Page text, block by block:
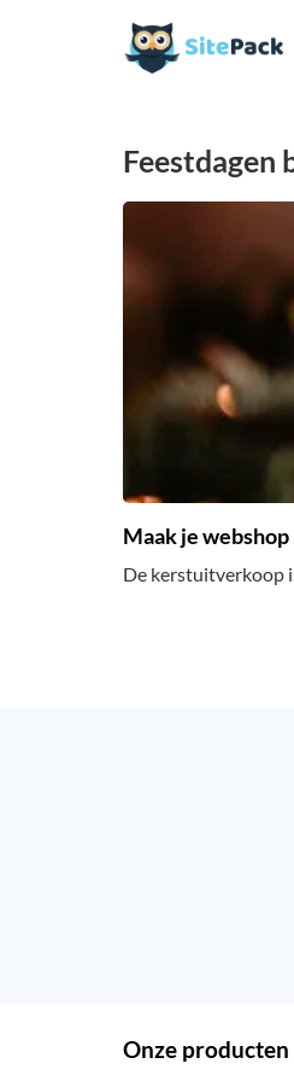
Feestdagen
Maak je
De kerstuitverkoop
Onze producten